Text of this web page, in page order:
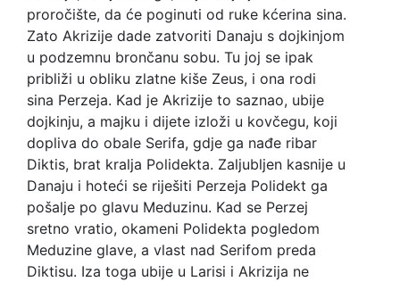
proročište, da će poginuti od ruke kćerina sina.
Zato Akrizije dade zatvoriti Danaju s dojkinjom
u podzemnu brončanu sobu. Tu joj se ipak
približi u obliku zlatne kiše Zeus, i ona rodi
sina Perzeja. Kad je Akrizije to saznao, ubije
dojkinju, a majku i dijete izloži u kovčegu, koji
dopliva do obale Serifa, gdje ga nađe ribar
Diktis, brat kralja Polidekta. Zaljubljen kasnije u
Danaju i hoteći se riješiti Perzeja Polidekt ga
pošalje po glavu Meduzinu. Kad se Perzej
sretno vratio, okameni Polidekta pogledom
Meduzine glave, a vlast nad Serifom preda
Diktisu. Iza toga ubije u Larisi i Akrizija ne